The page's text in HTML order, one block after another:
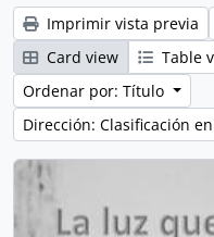
Imprimir vista previa
Card view
Table
Ordenar por: Título
Dirección: Clasificación